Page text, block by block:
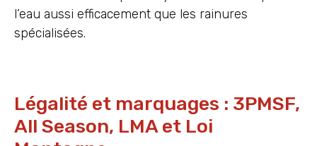
l’eau aussi efficacement que les rainures
spécialisées.
Légalité et marquages : 3PMSF,
All Season, LMA et Loi